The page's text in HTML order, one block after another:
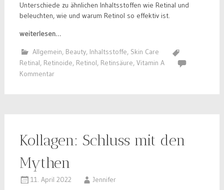
Unterschiede zu ähnlichen Inhaltsstoffen wie Retinal und
beleuchten, wie und warum Retinol so effektiv ist.
weiterlesen…
Allgemein, Beauty, Inhaltsstoffe, Skin Care
Retinal, Retinoide, Retinol, Retinsäure, Vitamin A
Kommentar
Kollagen: Schluss mit den
Mythen
11. April 2022 Jennifer